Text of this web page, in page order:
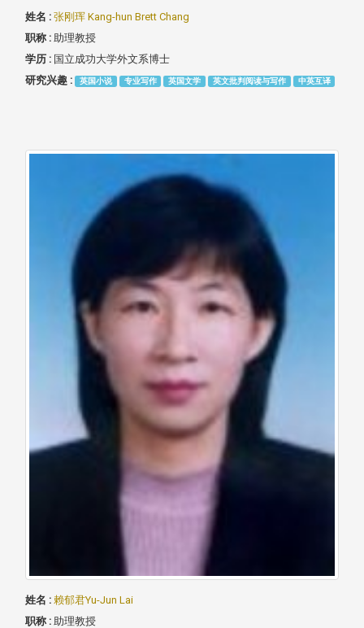
姓名 : 张刚珲 Kang-hun Brett Chang
职称 : 助理教授
学历 : 国立成功大学外文系博士
研究兴趣 :
英国小说 专业写作 英国文学 英文批判阅读与写作 中英互译
姓名 : 赖郁君Yu-Jun Lai
职称 : 助理教授